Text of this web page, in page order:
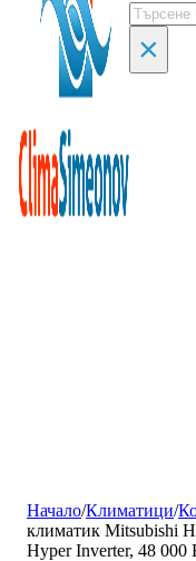
Търсене
×
Начало/Климатици/
климатик Mitsubishi
Hyper Inverter, 48 000